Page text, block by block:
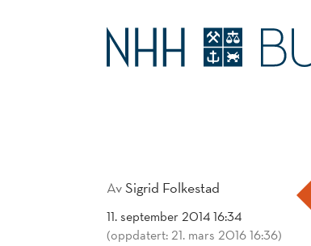
ØRENE,
AvSigrid Folkestad
11. september 2014 16:34
(oppdatert: 21. mars 2016 16:36)